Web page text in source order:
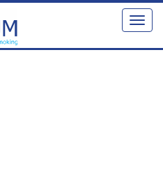
Toggle